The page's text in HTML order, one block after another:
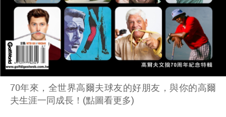
70年來，全世界高爾夫球友的好朋友，與你的高爾
夫生涯一同成長！(點圖看更多)